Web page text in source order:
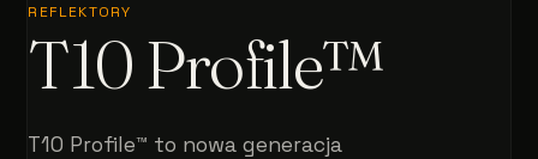
REFLEKTORY
T10 Profile™
T10 Profile™ to nowa generacja